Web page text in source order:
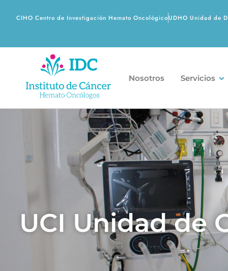
CIHO Centro de Investigación Hemato OncológicoUDHO Unidad de
Nosotros Servicios
UCI Unidad de